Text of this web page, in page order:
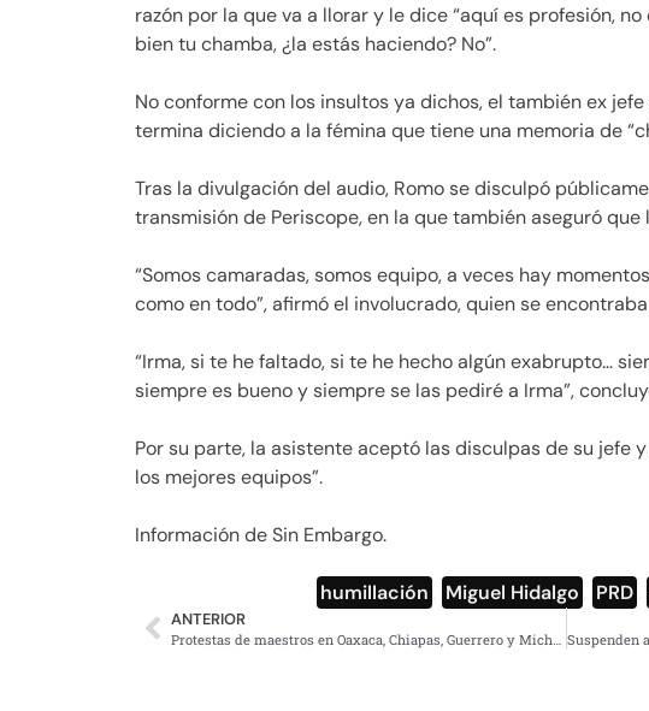
razón por la que va a llorar y le dice “aquí es profesión,
bien tu chamba, ¿la estás haciendo? No”.
No conforme con los insultos ya dichos, el también ex
termina diciendo a la fémina que tiene una memoria de
Tras la divulgación del audio, Romo se disculpó
transmisión de Periscope, en la que también aseguró que
“Somos camaradas, somos equipo, a veces hay
como en todo”, afirmó el involucrado, quien se
“Irma, si te he faltado, si te he hecho algún exabrupto…
siempre es bueno y siempre se las pediré a Irma”,
Por su parte, la asistente aceptó las disculpas de su jefe
los mejores equipos”.
Información de Sin Embargo.
humillación Miguel Hidalgo PRD
ANTERIOR